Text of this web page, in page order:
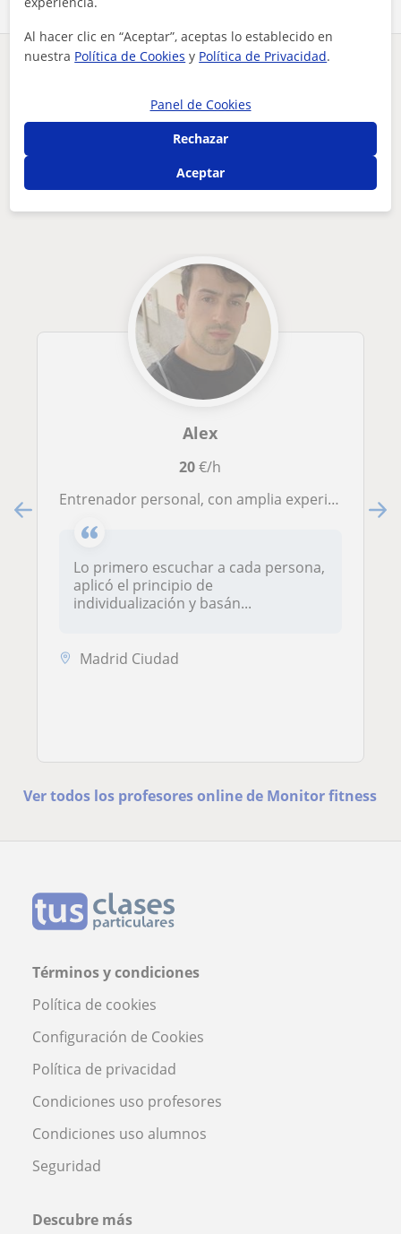
Tus clases particulares On-line
Monitor fitness
entrenador personal, nutrición deportiva
Otros profesores online de Monitor
fitness que pueden interesarte
Alex
20€/h
Entrenador personal, con amplia experiencia en acompañamiento de la persona para conseguir sus objetivos
Lo primero escuchar a cada persona,
aplicó el principio de
individualización y basán...
Madrid Ciudad
Ver todos los profesores online de Monitor fitness
Términos y condiciones
Política de cookies
Configuración de Cookies
Política de privacidad
Condiciones uso profesores
Condiciones uso alumnos
Seguridad
Descubre más
Al hacer clic en “Aceptar”, aceptas lo establecido en
nuestra Política de Cookies y Política de Privacidad.
Panel de Cookies
Rechazar
Aceptar